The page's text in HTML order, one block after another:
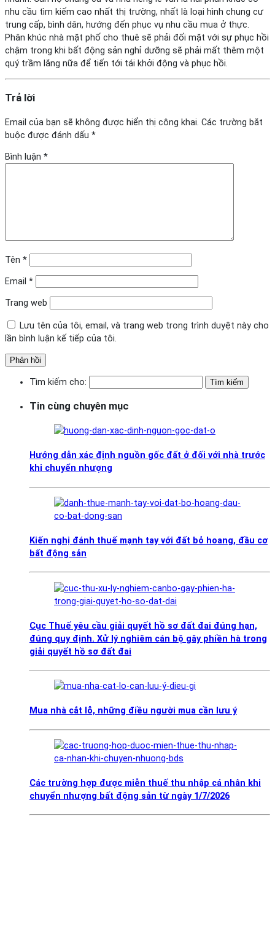
nhu cầu tìm kiếm cao nhất thị trường, nhất là loại hình chung cư
trung cấp, bình dân, hướng đến phục vụ nhu cầu mua ở thực.
Phân khúc nhà mặt phố cho thuê sẽ phải đối mặt với sự phục hồi
chậm trong khi bất động sản nghỉ dưỡng sẽ phải mất thêm một
quý trầm lắng nữa để tiến tới tái khởi động và phục hồi.
Trả lời
Email của bạn sẽ không được hiển thị công khai. Các trường bắt
buộc được đánh dấu *
Bình luận *
Tên *
Email *
Trang web
Lưu tên của tôi, email, và trang web trong trình duyệt này cho
lần bình luận kế tiếp của tôi.
Tìm kiếm cho:
Tin cùng chuyên mục
Hướng dẫn xác định nguồn gốc đất ở đối với nhà trước
khi chuyển nhượng
Kiến nghị đánh thuế mạnh tay với đất bỏ hoang, đầu cơ
bất động sản
Cục Thuế yêu cầu giải quyết hồ sơ đất đai đúng hạn,
đúng quy định. Xử lý nghiêm cán bộ gây phiền hà trong
giải quyết hồ sơ đất đai
Mua nhà cắt lỗ, những điều người mua cần lưu ý
Các trường hợp được miễn thuế thu nhập cá nhân khi
chuyển nhượng bất động sản từ ngày 1/7/2026